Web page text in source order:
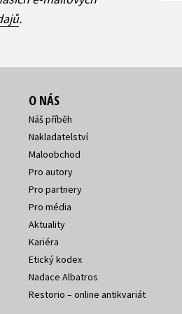
.
O NÁS
Náš příběh
Nakladatelství
Maloobchod
Pro autory
Pro partnery
Pro média
Aktuality
Kariéra
Etický kodex
Nadace Albatros
Restorio – online antikvariát